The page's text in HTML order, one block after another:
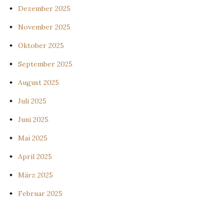
Dezember 2025
November 2025
Oktober 2025
September 2025
August 2025
Juli 2025
Juni 2025
Mai 2025
April 2025
März 2025
Februar 2025